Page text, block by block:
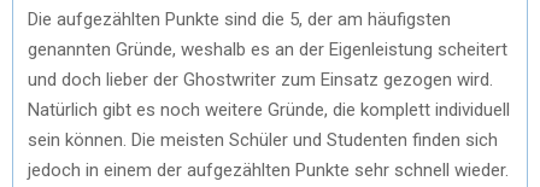
Die aufgezählten Punkte sind die 5, der am häufigsten
genannten Gründe, weshalb es an der Eigenleistung scheitert
und doch lieber der Ghostwriter zum Einsatz gezogen wird.
Natürlich gibt es noch weitere Gründe, die komplett individuell
sein können. Die meisten Schüler und Studenten finden sich
jedoch in einem der aufgezählten Punkte sehr schnell wieder.